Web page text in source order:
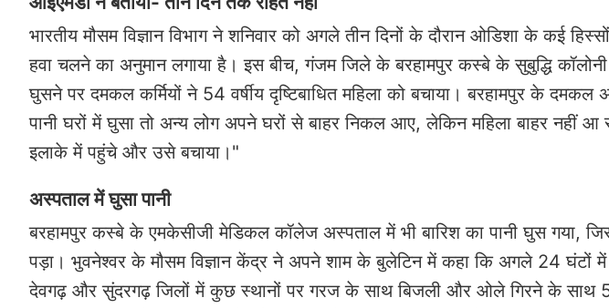
भारतीय मौसम विज्ञान विभाग ने शनिवार को अगले तीन दिनों के दौरान ओडिशा के कई
हवा चलने का अनुमान लगाया है। इस बीच, गंजम जिले के बरहामपुर कस्बे के सुबुद्धि कॉलोनी
घुसने पर दमकल कर्मियों ने 54 वर्षीय दृष्टिबाधित महिला को बचाया। बरहामपुर के
पानी घरों में घुसा तो अन्य लोग अपने घरों से बाहर निकल आए, लेकिन महिला बाहर नहीं आ
इलाके में पहुंचे और उसे बचाया।"
अस्पताल में घुसा पानी
बरहामपुर कस्बे के एमकेसीजी मेडिकल कॉलेज अस्पताल में भी बारिश का पानी घुस गया,
पड़ा। भुवनेश्वर के मौसम विज्ञान केंद्र ने अपने शाम के बुलेटिन में कहा कि अगले 24
देवगढ़ और सुंदरगढ़ जिलों में कुछ स्थानों पर गरज के साथ बिजली और ओले गिरने के साथ